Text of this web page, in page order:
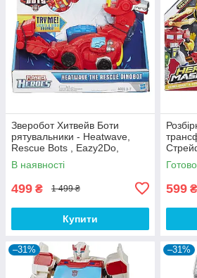
Зверобот Хитвейв Боти
рятувальники - Heatwave,
Rescue Bots , Eazy2Do,
Hasbro
В наявності
499 ₴ 1 499 ₴
Купити
Hasbro
599 ₴
–31% –31%